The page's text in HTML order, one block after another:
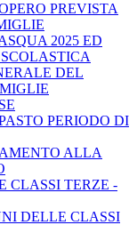
PREVISTA
2025 ED
DEL
PERIODO DI
ALLA
CLASSI TERZE -
DELLE CLASSI